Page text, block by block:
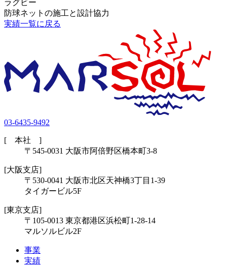
ラグビー
防球ネットの施工と設計協力
実績一覧に戻る
03-6435-9492
[ 本社 ]
〒545-0031 大阪市阿倍野区橋本町3-8
[大阪支店]
〒530-0041 大阪市北区天神橋3丁目1-39
タイガービル5F
[東京支店]
〒105-0013 東京都港区浜松町1-28-14
マルソルビル2F
事業
実績